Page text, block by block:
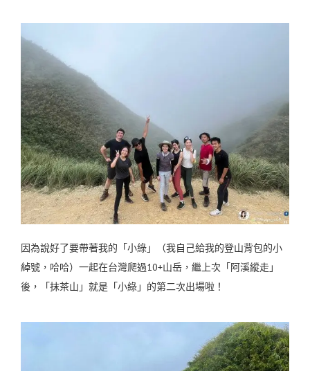
因為說好了要帶著我的「小綠」（我自己給我的登山背包的小
綽號，哈哈）一起在台灣爬過10+山岳，繼上次「阿溪縱走」
後，「抹茶山」就是「小綠」的第二次出場啦！